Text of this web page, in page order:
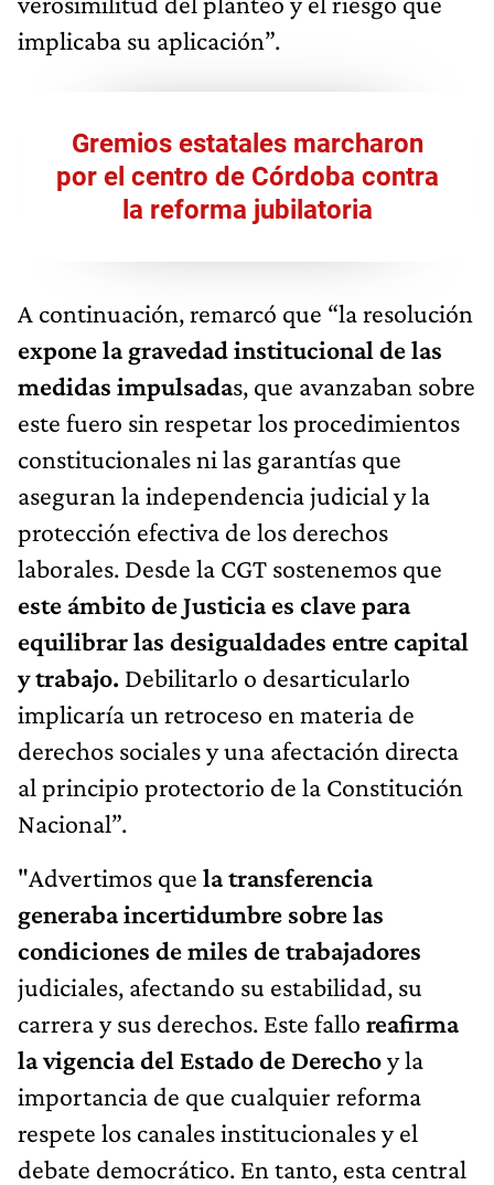
implicaba su aplicación”.
Gremios estatales marcharon
por el centro de Córdoba contra
la reforma jubilatoria
A continuación, remarcó que “la resolución
expone la gravedad institucional de las
medidas impulsadas, que avanzaban sobre
este fuero sin respetar los procedimientos
constitucionales ni las garantías que
aseguran la independencia judicial y la
protección efectiva de los derechos
laborales. Desde la CGT sostenemos que
este ámbito de Justicia es clave para
equilibrar las desigualdades entre capital
y trabajo. Debilitarlo o desarticularlo
implicaría un retroceso en materia de
derechos sociales y una afectación directa
al principio protectorio de la Constitución
Nacional”.
"Advertimos que la transferencia
generaba incertidumbre sobre las
condiciones de miles de trabajadores
judiciales, afectando su estabilidad, su
carrera y sus derechos. Este fallo reafirma
la vigencia del Estado de Derechoy la
importancia de que cualquier reforma
respete los canales institucionales y el
debate democrático. En tanto, esta central